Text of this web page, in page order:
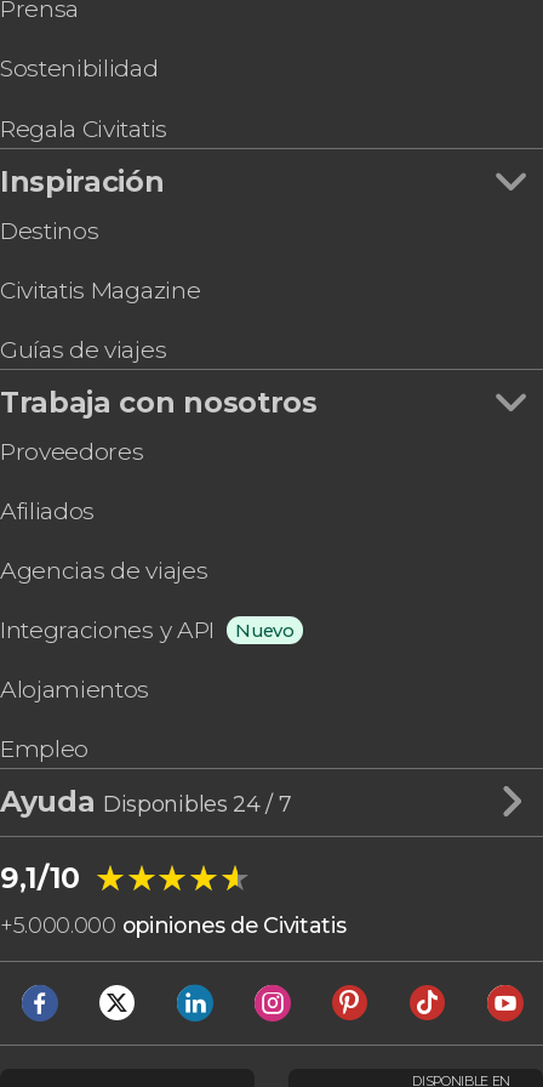
grande
Prensa
Sostenibilidad
Regala Civitatis
Inspiración
Destinos
Civitatis Magazine
Guías de viajes
Trabaja con nosotros
Proveedores
Afiliados
Agencias de viajes
Integraciones y API Nuevo
Alojamientos
Empleo
Ayuda Disponibles 24 / 7
9,1/10 ★★★★★
★★★★★
+5.000.000 opiniones de Civitatis
DISPONIBLE EN